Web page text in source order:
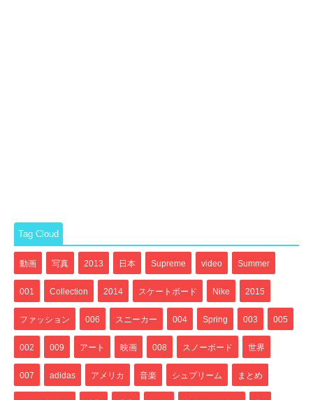
Tag Cloud
動画 写真 2013 日本 Supreme video Summer
001 Collection 2014 スケートボード Nike 2015
ファッション 006 スニーカー 004 Spring 003 005
002 009 アート 映画 008 スノーボード 世界
007 adidas アメリカ 音楽 シュプリーム まとめ